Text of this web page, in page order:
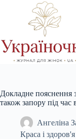
Докладне пояснення
також запору під час
Ангеліна
Краса і здоров'я